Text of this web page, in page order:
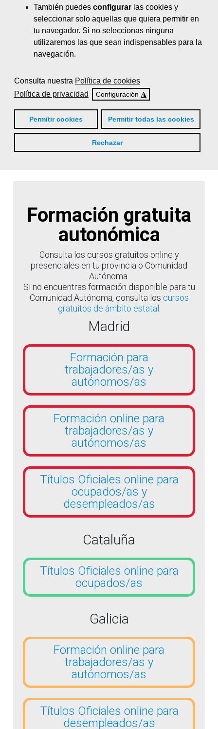
También puedes configurarlas cookies y
seleccionar solo aquellas que quiera permitir en
tu navegador. Si no seleccionas ninguna
utilizaremos las que sean indispensables para la
navegación.
Consulta nuestra Política de cookies
Política de privacidad
Configuración ◮
Permitir cookies Permitir todas las cookies
Rechazar
Formación gratuita
para
Consulta los cursos online
disponibles
Formación gratuita
autonómica
Consulta los cursos gratuitos online y
presenciales en tu provincia o Comunidad
Autónoma.
Si no encuentras formación disponible para tu
Comunidad Autónoma, consulta los cursos
gratuitos de ámbito estatal.
Madrid
Formación para
trabajadores/as y
autónomos/as
Formación online para
trabajadores/as y
autónomos/as
Títulos Oficiales online para
ocupados/as y
desempleados/as
Cataluña
Títulos Oficiales online para
ocupados/as
Galicia
Formación online para
trabajadores/as y
autónomos/as
Títulos Oficiales online para
desempleados/as